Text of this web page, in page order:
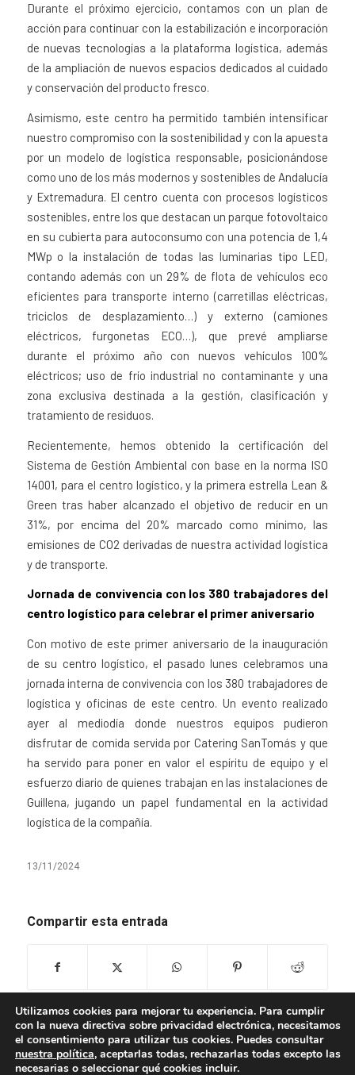
Durante el próximo ejercicio, contamos con un plan de
acción para continuar con la estabilización e incorporación
de nuevas tecnologías a la plataforma logística, además
de la ampliación de nuevos espacios dedicados al cuidado
y conservación del producto fresco.
Asimismo, este centro ha permitido también intensificar
nuestro compromiso con la sostenibilidad y con la apuesta
por un modelo de logística responsable, posicionándose
como uno de los más modernos y sostenibles de Andalucía
y Extremadura. El centro cuenta con procesos logísticos
sostenibles, entre los que destacan un parque fotovoltaico
en su cubierta para autoconsumo con una potencia de 1,4
MWp o la instalación de todas las luminarias tipo LED,
contando además con un 29% de flota de vehículos eco
eficientes para transporte interno (carretillas eléctricas,
triciclos de desplazamiento…) y externo (camiones
eléctricos, furgonetas ECO…), que prevé ampliarse
durante el próximo año con nuevos vehículos 100%
eléctricos; uso de frío industrial no contaminante y una
zona exclusiva destinada a la gestión, clasificación y
tratamiento de residuos.
Recientemente, hemos obtenido la certificación del
Sistema de Gestión Ambiental con base en la norma ISO
14001, para el centro logístico, y la primera estrella Lean &
Green tras haber alcanzado el objetivo de reducir en un
31%, por encima del 20% marcado como mínimo, las
emisiones de CO2 derivadas de nuestra actividad logística
y de transporte.
Jornada de convivencia con los 380 trabajadores del
centro logístico para celebrar el primer aniversario
Con motivo de este primer aniversario de la inauguración
de su centro logístico, el pasado lunes celebramos una
jornada interna de convivencia con los 380 trabajadores de
logística y oficinas de este centro. Un evento realizado
ayer al mediodía donde nuestros equipos pudieron
disfrutar de comida servida por Catering SanTomás y que
ha servido para poner en valor el espíritu de equipo y el
esfuerzo diario de quienes trabajan en las instalaciones de
Guillena, jugando un papel fundamental en la actividad
logística de la compañía.
13/11/2024
Compartir esta entrada
Utilizamos cookies para mejorar tu experiencia. Para cumplir
con la nueva directiva sobre privacidad electrónica, necesitamos
el consentimiento para utilizar tus cookies. Puedes consultar
nuestra política, aceptarlas todas, rechazarlas todas excepto las
necesarias o seleccionar qué cookies incluir.